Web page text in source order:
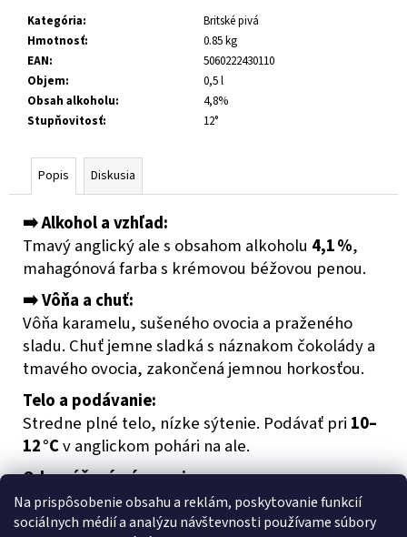
Na prispôsobenie obsahu a reklám, poskytovanie funkcií
sociálnych médií a analýzu návštevnosti používame súbory
Kategória:
Britské pivá
Hmotnosť:
0.85 kg
EAN:
5060222430110
Objem:
0,5 l
Obsah alkoholu:
4,8%
Stupňovitosť: 12°
Popis Diskusia
➡️ Alkohol a vzhľad:
Tmavý anglický ale s obsahom alkoholu 4,1 %,
mahagónová farba s krémovou béžovou penou.
➡️ Vôňa a chuť:
Vôňa karamelu, sušeného ovocia a praženého
sladu. Chuť jemne sladká s náznakom čokolády a
tmavého ovocia, zakončená jemnou horkosťou.
Telo a podávanie:
Stredne plné telo, nízke sýtenie. Podávať pri 10–
12 °Cv anglickom pohári na ale.
Odporúčané párovanie:
Skvele ladí s hovädzím duseným mäsom,
pečenými jedlami, zrelým syrom a orechovými
O
d
p
o
ú
e
PIVOVAR
KAMENICE
NAD
LIPOU
KAMENICKÁ
12
€2,49